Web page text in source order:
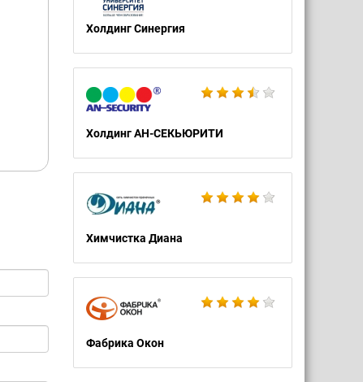
Холдинг Синергия
Холдинг АН-СЕКЬЮРИТИ
Химчистка Диана
Фабрика Окон